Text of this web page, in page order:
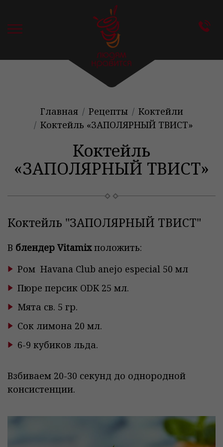
Главная Рецепты
Коктейли
Коктейль «ЗАПОЛЯРНЫЙ ТВИСТ»
Коктейль
«ЗАПОЛЯРНЫЙ ТВИСТ»
Коктейль "ЗАПОЛЯРНЫЙ ТВИСТ"
В блендер Vitamixположить:
Ром Havana Club anejo especial 50 мл
Пюре персик ODK 25 мл.
Мята св. 5 гр.
Сок лимона 20 мл.
6-9 кубиков льда.
Взбиваем 20-30 секунд до однородной
консистенции.